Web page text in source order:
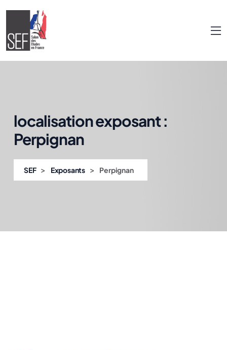
localisation exposant :
Perpignan
SEF > Exposants > Perpignan